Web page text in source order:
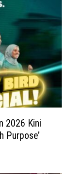
2026 Kini
Purpose’